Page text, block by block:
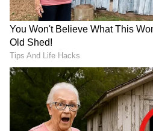
5
Image Credit : Asianet News
ಮಿಥುನ